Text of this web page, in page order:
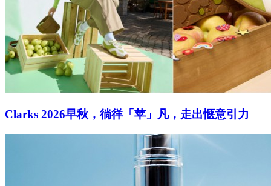
Clarks 2026早秋，徜徉「苹」凡，走出惬意引力